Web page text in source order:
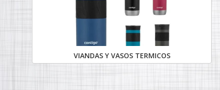
VIANDAS Y VASOS TERMICOS